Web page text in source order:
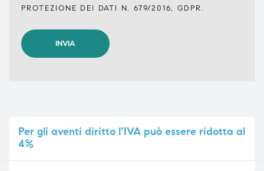
PROTEZIONE DEI DATI N. 679/2016, GDPR.
Pergli aventi diritto l’IVA può essere ridotta al
4%